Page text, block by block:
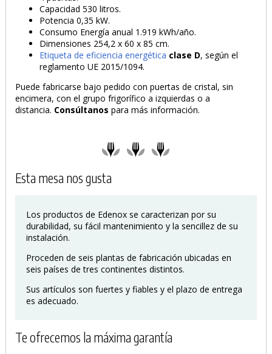
Capacidad 530 litros.
Potencia 0,35 kW.
Consumo Energía anual 1.919 kWh/año.
Dimensiones 254,2 x 60 x 85 cm.
Etiqueta de eficiencia energética clase D, según el
reglamento UE 2015/1094.
Puede fabricarse bajo pedido con puertas de cristal, sin
encimera, con el grupo frigorífico a izquierdas o a
distancia. Consúltanos para más información.
Esta mesa nos gusta
Los productos de Edenox se caracterizan por su
durabilidad, su fácil mantenimiento y la sencillez de su
instalación.
Proceden de seis plantas de fabricación ubicadas en
seis países de tres continentes distintos.
Sus artículos son fuertes y fiables y el plazo de entrega
es adecuado.
Te ofrecemos la máxima garantía